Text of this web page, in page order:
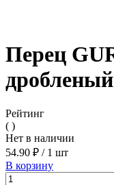
Перец
Рейтинг
( )
Нет в наличии
54.90 ₽ /1 шт
В корзину